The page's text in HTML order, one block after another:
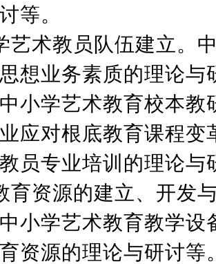
等。
艺术教员队伍建立。
想业务素质的理论
小学艺术教育校本
应对根底教育课程
员专业培训的理论与
育资源的建立、开发
小学艺术教育教学
资源的理论与研讨等